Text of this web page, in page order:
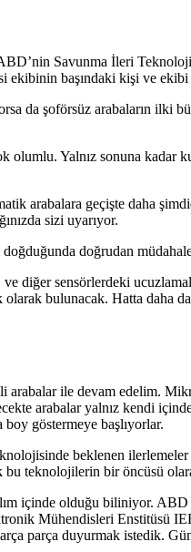
Savunma İleri
ekibinin başındaki kişi ve
da şoförsüz arabaların ilki
Yalnız sonuna kadar
arabalara geçişte daha
sizi uyarıyor.
doğrudan
ve diğer sensörlerdeki
olarak bulunacak. Hatta daha
arabalar ile devam edelim.
arabalar yalnız kendi
göstermeye başlıyorlar.
beklenen ilerlemeler
bu teknolojilerin bir öncüsü
içinde olduğu biliniyor. ABD
Mühendisleri Enstitüsü
parça duyurmak istedik.